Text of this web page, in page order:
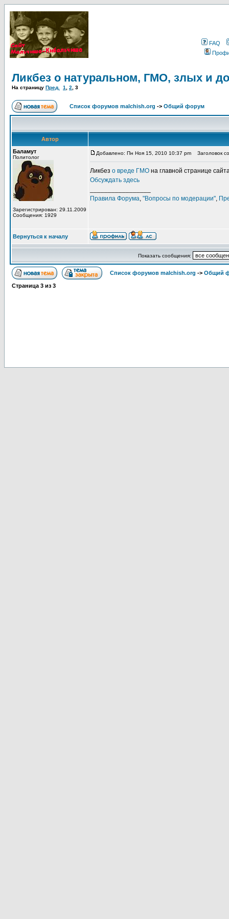
FAQ
Ликбез о натуральном, ГМО, злых и
На страницу Пред. 1 2 3
Список форумов malchish.org -> Общий форум
Автор
Баламут
Политолог
Зарегистрирован: 29.11.2009
Сообщения: 1929
Добавлено: Пн Ноя 15, 2010 10:37 pm Заголовок
Ликбез о вреде ГМО на главной странице
Обсуждать здесь
Правила Форума, "Вопросы по модерации",
Вернуться к началу
Показать сообщения:
Список форумов malchish.org -> Общий
Страница 3 из 3